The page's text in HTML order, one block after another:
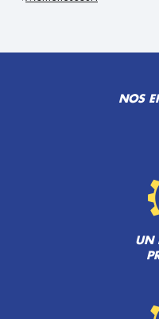
NOS
UN